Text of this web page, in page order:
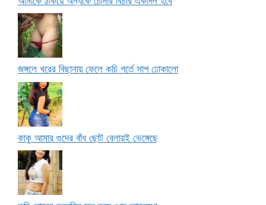
জঙ্গলে খরের বিছানায় ফেলে কচি গর্তে সাপ ঢোকালো
কাকু আমার গুদের বাঁধ ছোট বেলায়ই ভেঙ্গেছে